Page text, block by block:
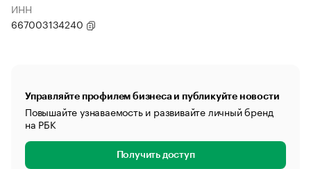
ИНН
667003134240
Управляйте профилем бизнеса и публикуйте новости
Повышайте узнаваемость и развивайте личный бренд
на РБК
Получить доступ